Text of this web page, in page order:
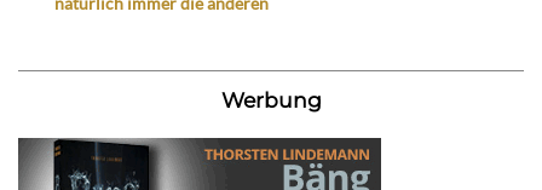
Werbung